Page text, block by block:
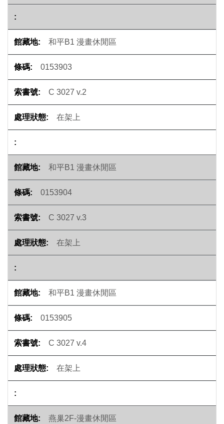
和平B1 漫畫休閒區
0153903
C 3027 v.2
在架上
和平B1 漫畫休閒區
0153904
C 3027 v.3
在架上
和平B1 漫畫休閒區
0153905
C 3027 v.4
在架上
燕巢2F-漫畫休閒區